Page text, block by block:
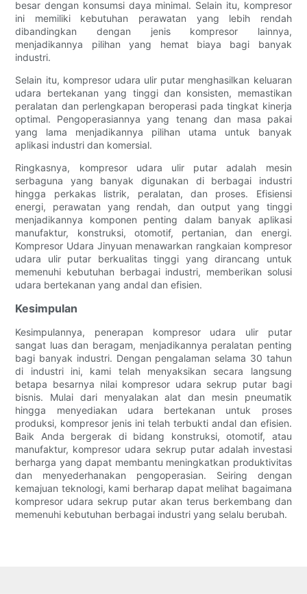
besar dengan konsumsi daya minimal. Selain itu, kompresor
ini memiliki kebutuhan perawatan yang lebih rendah
dibandingkan dengan jenis kompresor lainnya,
menjadikannya pilihan yang hemat biaya bagi banyak
industri.
Selain itu, kompresor udara ulir putar menghasilkan keluaran
udara bertekanan yang tinggi dan konsisten, memastikan
peralatan dan perlengkapan beroperasi pada tingkat kinerja
optimal. Pengoperasiannya yang tenang dan masa pakai
yang lama menjadikannya pilihan utama untuk banyak
aplikasi industri dan komersial.
Ringkasnya, kompresor udara ulir putar adalah mesin
serbaguna yang banyak digunakan di berbagai industri
hingga perkakas listrik, peralatan, dan proses. Efisiensi
energi, perawatan yang rendah, dan output yang tinggi
menjadikannya komponen penting dalam banyak aplikasi
manufaktur, konstruksi, otomotif, pertanian, dan energi.
Kompresor Udara Jinyuan menawarkan rangkaian kompresor
udara ulir putar berkualitas tinggi yang dirancang untuk
memenuhi kebutuhan berbagai industri, memberikan solusi
udara bertekanan yang andal dan efisien.
Kesimpulan
Kesimpulannya, penerapan kompresor udara ulir putar
sangat luas dan beragam, menjadikannya peralatan penting
bagi banyak industri. Dengan pengalaman selama 30 tahun
di industri ini, kami telah menyaksikan secara langsung
betapa besarnya nilai kompresor udara sekrup putar bagi
bisnis. Mulai dari menyalakan alat dan mesin pneumatik
hingga menyediakan udara bertekanan untuk proses
produksi, kompresor jenis ini telah terbukti andal dan efisien.
Baik Anda bergerak di bidang konstruksi, otomotif, atau
manufaktur, kompresor udara sekrup putar adalah investasi
berharga yang dapat membantu meningkatkan produktivitas
dan menyederhanakan pengoperasian. Seiring dengan
kemajuan teknologi, kami berharap dapat melihat bagaimana
kompresor udara sekrup putar akan terus berkembang dan
memenuhi kebutuhan berbagai industri yang selalu berubah.